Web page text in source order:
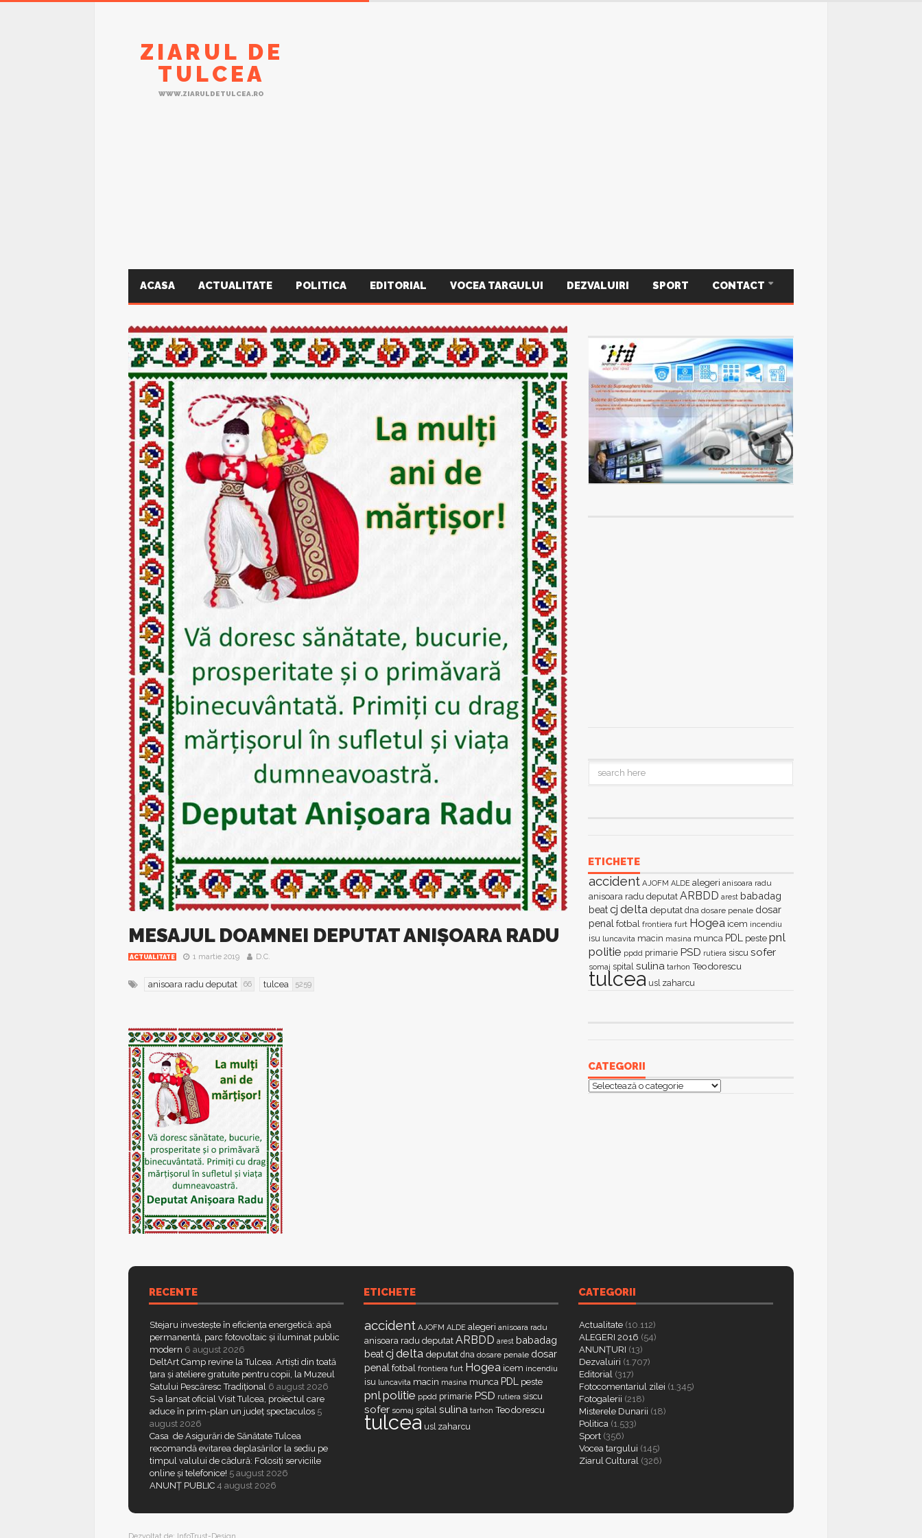
ZIARUL DE
TULCEA
WWW.ZIARULDETULCEA.RO
ACASA ACTUALITATE POLITICA EDITORIAL VOCEA TARGULUI DEZVALUIRI SPORT CONTACT
MESAJUL DOAMNEI DEPUTAT ANIȘOARA RADU
ACTUALITATE 1 martie 2019 D.C.
anisoara radu deputat 66 tulcea 5259
ETICHETE
accident AJOFM ALDE alegeri anisoara radu
anisoara radu deputat ARBDD arest babadag
beatcj delta deputat dna dosare penale dosar
penal fotbal frontiera furt Hogea icem incendiu
isu luncavita macin masina munca PDL peste pnl
politie ppdd primarie PSD rutiera siscu sofer
somaj spital sulina tarhon Teodorescu
tulcea usl zaharcu
CATEGORII
Categorii
RECENTE
Stejaru investește în eficiența energetică: apă
permanentă, parc fotovoltaic și iluminat public
modern 6 august 2026
DeltArt Camp revine la Tulcea. Artiști din toată
țara și ateliere gratuite pentru copii, la Muzeul
Satului Pescăresc Tradițional 6 august 2026
S-a lansat oficial Visit Tulcea, proiectul care
aduce în prim-plan un județ spectaculos 5
august 2026
Casa de Asigurări de Sănătate Tulcea
recomandă evitarea deplasărilor la sediu pe
timpul valului de cădură: Folosiți serviciile
online și telefonice! 5 august 2026
ANUNȚ PUBLIC 4 august 2026
ETICHETE
accident AJOFM ALDE alegeri anisoara radu
anisoara radu deputat ARBDD arest babadag
beatcj delta deputat dna dosare penale dosar
penal fotbal frontiera furt Hogea icem incendiu
isu luncavita macin masina munca PDL peste
pnlpolitie ppdd primarie PSD rutiera siscu
sofer somaj spital sulina tarhon Teodorescu
tulcea usl zaharcu
CATEGORII
Actualitate (10.112)
ALEGERI 2016 (54)
ANUNȚURI (13)
Dezvaluiri (1.707)
Editorial (317)
Fotocomentariul zilei (1.345)
Fotogalerii (218)
Misterele Dunarii (18)
Politica (1.533)
Sport (356)
Vocea targului (145)
Ziarul Cultural (326)